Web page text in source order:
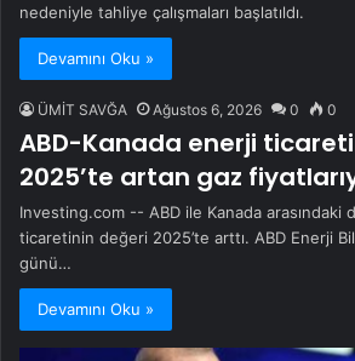
nedeniyle tahliye çalışmaları başlatıldı.
Devamını Oku »
ÜMİT SAVĞA Ağustos 6, 2026 0 0
ABD-Kanada enerji
2025’te artan gaz
Investing.com -- ABD ile Kanada arasındaki
ticaretinin değeri 2025’te arttı. ABD Enerji
günü…
Devamını Oku »